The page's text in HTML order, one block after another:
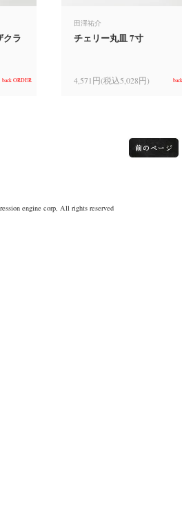
クラ
back ORDER
田澤祐介
チェリー丸皿 7寸
4,571円(税込5,028円)
engine corp, All rights reserved